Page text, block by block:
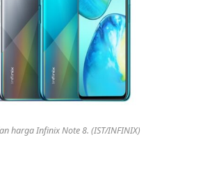
harga Infinix Note 8. (IST/INFINIX)